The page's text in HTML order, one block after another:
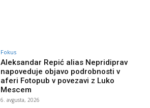
Fokus
Aleksandar Repić alias Nepridiprav
napoveduje objavo podrobnosti v
aferi Fotopub v povezavi z Luko
Mescem
6. avgusta, 2026